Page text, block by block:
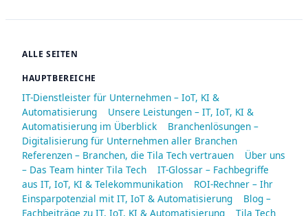
ALLE SEITEN
HAUPTBEREICHE
IT-Dienstleister für Unternehmen – IoT, KI &
Automatisierung
Unsere Leistungen – IT, IoT, KI &
Automatisierung im Überblick
Branchenlösungen –
Digitalisierung für Unternehmen aller Branchen
Referenzen – Branchen, die Tila Tech vertrauen
Über uns
– Das Team hinter Tila Tech
IT-Glossar – Fachbegriffe
aus IT, IoT, KI & Telekommunikation
ROI-Rechner – Ihr
Einsparpotenzial mit IT, IoT & Automatisierung
Blog –
Fachbeiträge zu IT, IoT, KI & Automatisierung
Tila Tech